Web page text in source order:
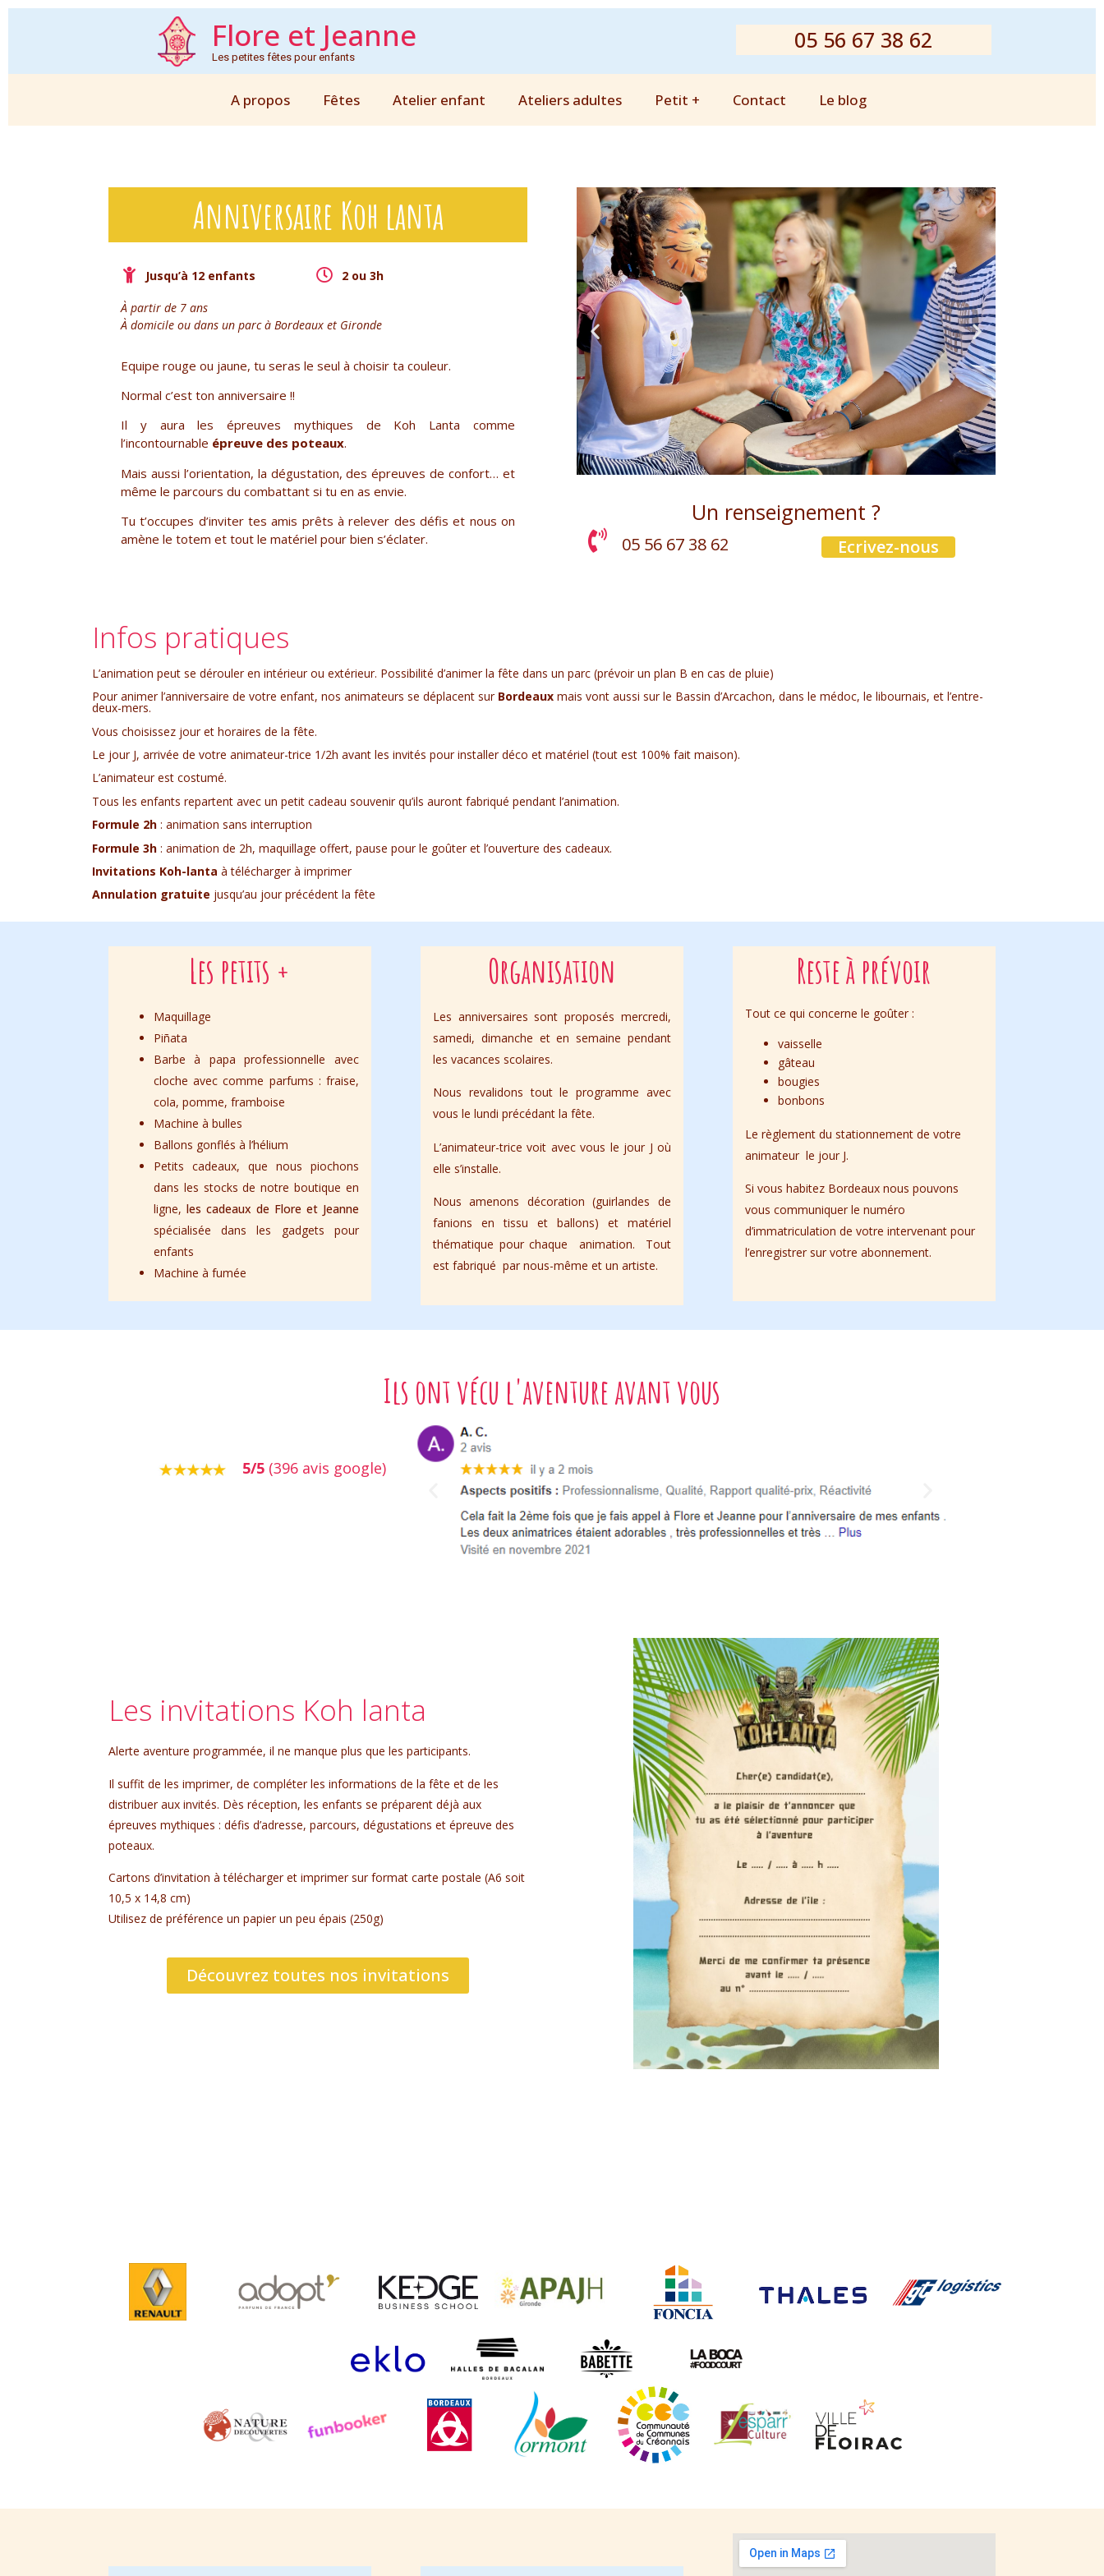
Flore et Jeanne
Les petites fêtes pour enfants
05 56 67 38 62
A propos Fêtes Atelier enfant Ateliers adultes Petit + Contact Le blog
Anniversaire Koh lanta
Jusqu’à 12 enfants 2 ou 3h
À partir de 7 ans
À domicile ou dans un parc à Bordeaux et Gironde
Equipe rouge ou jaune, tu seras le seul à choisir ta couleur.
Normal c’est ton anniversaire !!
Il y aura les épreuves mythiques de Koh Lanta comme
l’incontournable épreuve des poteaux.
Mais aussi l’orientation, la dégustation, des épreuves de confort… et
même le parcours du combattant si tu en as envie.
Tu t’occupes d’inviter tes amis prêts à relever des défis et nous on
amène le totem et tout le matériel pour bien s’éclater.
Un renseignement ?
05 56 67 38 62 Ecrivez-nous
Infos pratiques
L’animation peut se dérouler en intérieur ou extérieur. Possibilité d’animer la fête dans un parc (prévoir un plan B en cas de pluie)
Pour animer l’anniversaire de votre enfant, nos animateurs se déplacent sur Bordeaux mais vont aussi sur le Bassin d’Arcachon, dans le médoc, le libournais, et l’entre-
deux-mers.
Vous choisissez jour et horaires de la fête.
Le jour J, arrivée de votre animateur-trice 1/2h avant les invités pour installer déco et matériel (tout est 100% fait maison).
L’animateur est costumé.
Tous les enfants repartent avec un petit cadeau souvenir qu’ils auront fabriqué pendant l’animation.
Formule 2h : animation sans interruption
Formule 3h : animation de 2h, maquillage offert, pause pour le goûter et l’ouverture des cadeaux.
Invitations Koh-lanta à télécharger à imprimer
Annulation gratuite jusqu’au jour précédent la fête
Les petits +
Maquillage
Piñata
Barbe à papa professionnelle avec
cloche avec comme parfums : fraise,
cola, pomme, framboise
Machine à bulles
Ballons gonflés à l’hélium
Petits cadeaux, que nous piochons
dans les stocks de notre boutique en
ligne, les cadeaux de Flore et Jeanne
spécialisée dans les gadgets pour
enfants
Machine à fumée
Organisation
Les anniversaires sont proposés mercredi,
samedi, dimanche et en semaine pendant
les vacances scolaires.
Nous revalidons tout le programme avec
vous le lundi précédant la fête.
L’animateur-trice voit avec vous le jour J où
elle s’installe.
Nous amenons décoration (guirlandes de
fanions en tissu et ballons) et matériel
thématique pour chaque animation. Tout
est fabriqué par nous-même et un artiste.
Reste à prévoir
Tout ce qui concerne le goûter :
vaisselle
gâteau
bougies
bonbons
Le règlement du stationnement de votre
animateur le jour J.
Si vous habitez Bordeaux nous pouvons
vous communiquer le numéro
d’immatriculation de votre intervenant pour
l’enregistrer sur votre abonnement.
Ils ont vécu l'aventure avant vous
5/5(396 avis google)
5/5
Les invitations Koh lanta
Alerte aventure programmée, il ne manque plus que les participants.
Il suffit de les imprimer, de compléter les informations de la fête et de les
distribuer aux invités. Dès réception, les enfants se préparent déjà aux
épreuves mythiques : défis d’adresse, parcours, dégustations et épreuve des
poteaux.
Cartons d’invitation à télécharger et imprimer sur format carte postale (A6 soit
10,5 x 14,8 cm)
Utilisez de préférence un papier un peu épais (250g)
Découvrez toutes nos invitations